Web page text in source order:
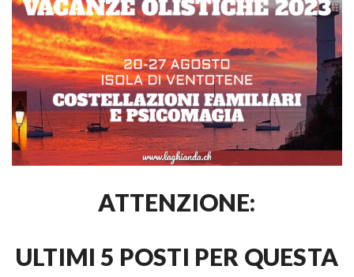
ATTENZIONE:
ULTIMI 5 POSTI PER QUESTA